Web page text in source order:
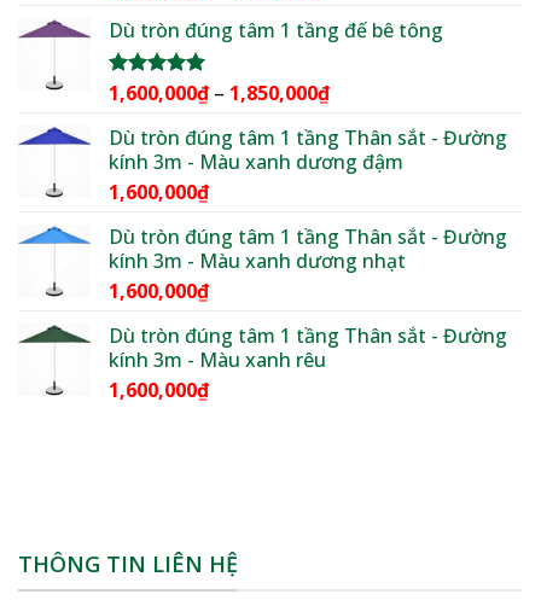
5 sao
từ
đến
Dù tròn đúng tâm 1 tầng đế bê tông
Được xếp
5 sao
1,600,000₫ – 1,850,000₫Khoảng
từ
1,600,000₫
Dù tròn đúng tâm 1 tầng Thân sắt - Đường
kính 3m - Màu xanh dương đậm
1,600,000₫
Dù tròn đúng tâm 1 tầng Thân sắt - Đường
kính 3m - Màu xanh dương nhạt
1,600,000₫
Dù tròn đúng tâm 1 tầng Thân sắt - Đường
kính 3m - Màu xanh rêu
1,600,000₫
THÔNG TIN LIÊN HỆ